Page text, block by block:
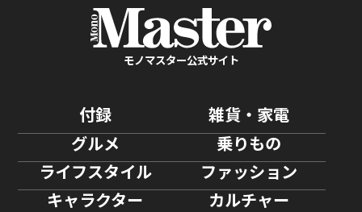
モノマスター公式サイト
付録
雑貨・家電
グルメ
乗りもの
ライフスタイル
ファッション
キャラクター
カルチャー